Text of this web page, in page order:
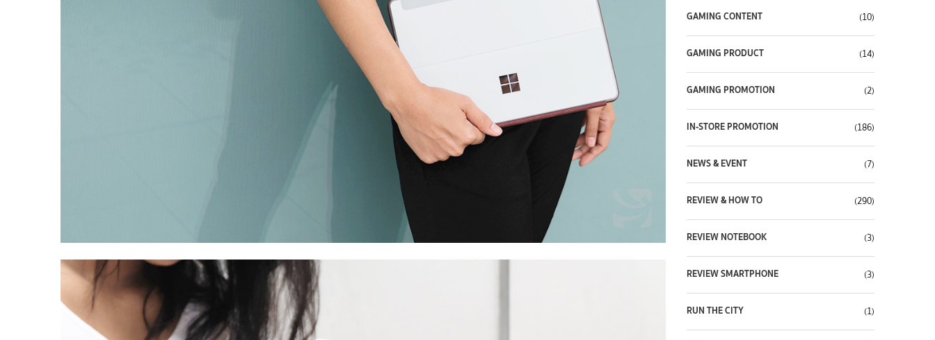
GAMING CONTENT (10)
GAMING PRODUCT (14)
GAMING PROMOTION (2)
IN-STORE PROMOTION (186)
NEWS & EVENT (7)
REVIEW & HOW TO (290)
REVIEW NOTEBOOK (3)
REVIEW SMARTPHONE (3)
RUN THE CITY (1)